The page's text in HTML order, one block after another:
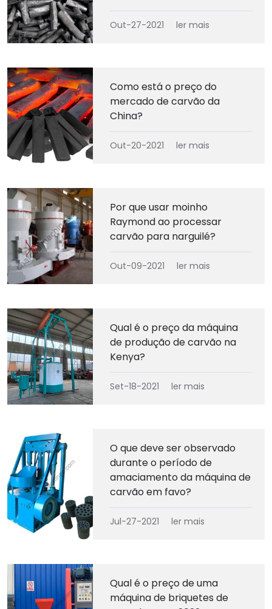
Out-27-2021 ler mais
Como está o preço do
mercado de carvão da
China?
Out-20-2021 ler mais
Por que usar moinho
Raymond ao processar
carvão para narguilé?
Out-09-2021 ler mais
Qual é o preço da máquina
de produção de carvão na
Kenya?
Set-18-2021 ler mais
O que deve ser observado
durante o período de
amaciamento da máquina de
carvão em favo?
Jul-27-2021 ler mais
Qual é o preço de uma
máquina de briquetes de